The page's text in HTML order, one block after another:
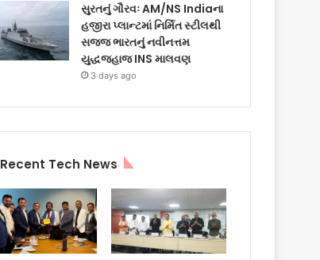
સુરતનું ગૌરવઃ AM/NS Indiaના
હજીરા પ્લાન્ટમાં નિર્મિત સ્ટીલથી
સજ્જ ભારતનું નવીનત્તમ
યુદ્ધજહાજ INS માલવણ
3 days ago
Recent Tech News